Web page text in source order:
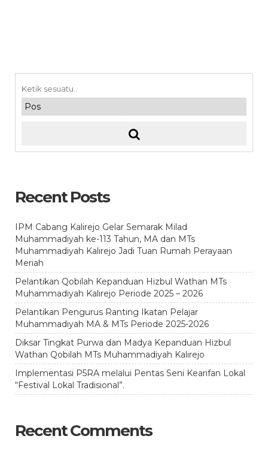
Recent Posts
IPM Cabang Kalirejo Gelar Semarak Milad
Muhammadiyah ke-113 Tahun, MA dan MTs
Muhammadiyah Kalirejo Jadi Tuan Rumah Perayaan
Meriah
Pelantikan Qobilah Kepanduan Hizbul Wathan MTs
Muhammadiyah Kalirejo Periode 2025 – 2026
Pelantikan Pengurus Ranting Ikatan Pelajar
Muhammadiyah MA & MTs Periode 2025-2026
Diksar Tingkat Purwa dan Madya Kepanduan Hizbul
Wathan Qobilah MTs Muhammadiyah Kalirejo
Implementasi P5RA melalui Pentas Seni Kearifan Lokal
“Festival Lokal Tradisional”.
Recent Comments